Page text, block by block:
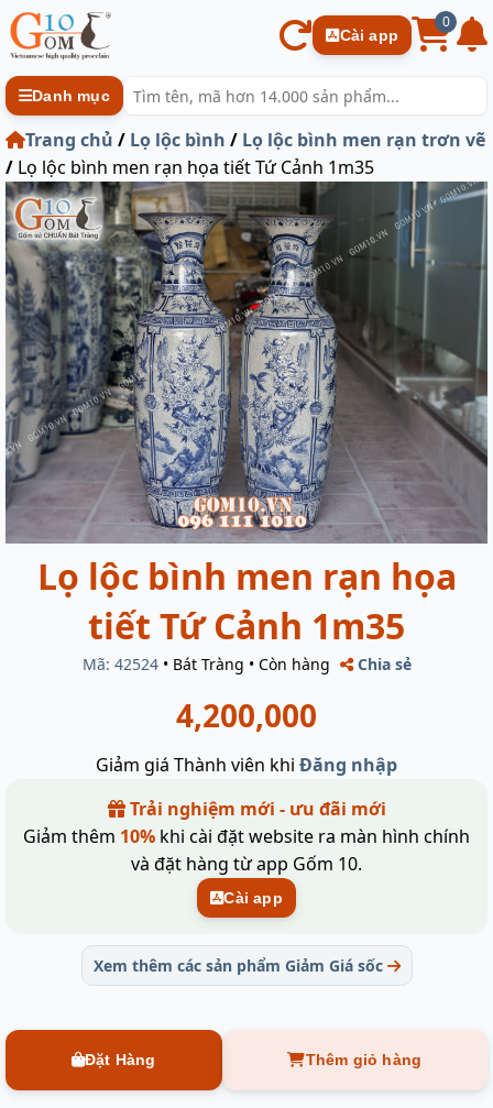
Cài app
0
Danh mục
Trang chủ / Lọ lộc bình / Lọ lộc bình men rạn trơn vẽ
/ Lọ lộc bình men rạn họa tiết Tứ Cảnh 1m35
Lọ lộc bình men rạn họa
tiết Tứ Cảnh 1m35
Mã: 42524 • Bát Tràng • Còn hàng Chia sẻ
4,200,000
Giảm giá Thành viên khi Đăng nhập
Trải nghiệm mới - ưu đãi mới
Giảm thêm 10% khi cài đặt website ra màn hình chính
và đặt hàng từ app Gốm 10.
Cài app
Xem thêm các sản phẩm Giảm Giá sốc
Đặt Hàng Thêm giỏ hàng